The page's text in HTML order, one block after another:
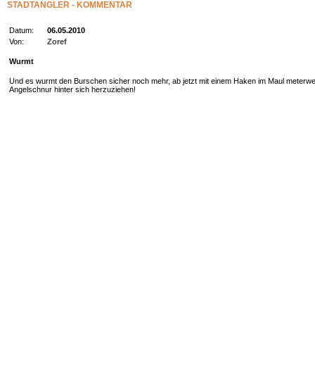
STADTANGLER - KOMMENTAR
Datum:
06.05.2010
Von:
Zoref
Wurmt
Und es wurmt den Burschen sicher noch mehr, ab jetzt mit einem Haken im Maul
Angelschnur hinter sich herzuziehen!